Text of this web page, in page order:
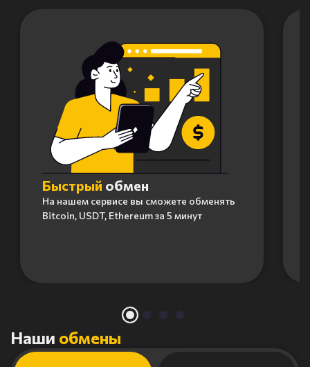
Быстрый обмен
На нашем сервисе вы сможете обменять
Bitcoin, USDT, Ethereum за 5 минут
Наши обмены